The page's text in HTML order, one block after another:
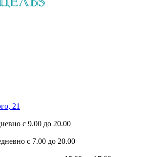
21
с 9.00 до 20.00
с 7.00 до 20.00